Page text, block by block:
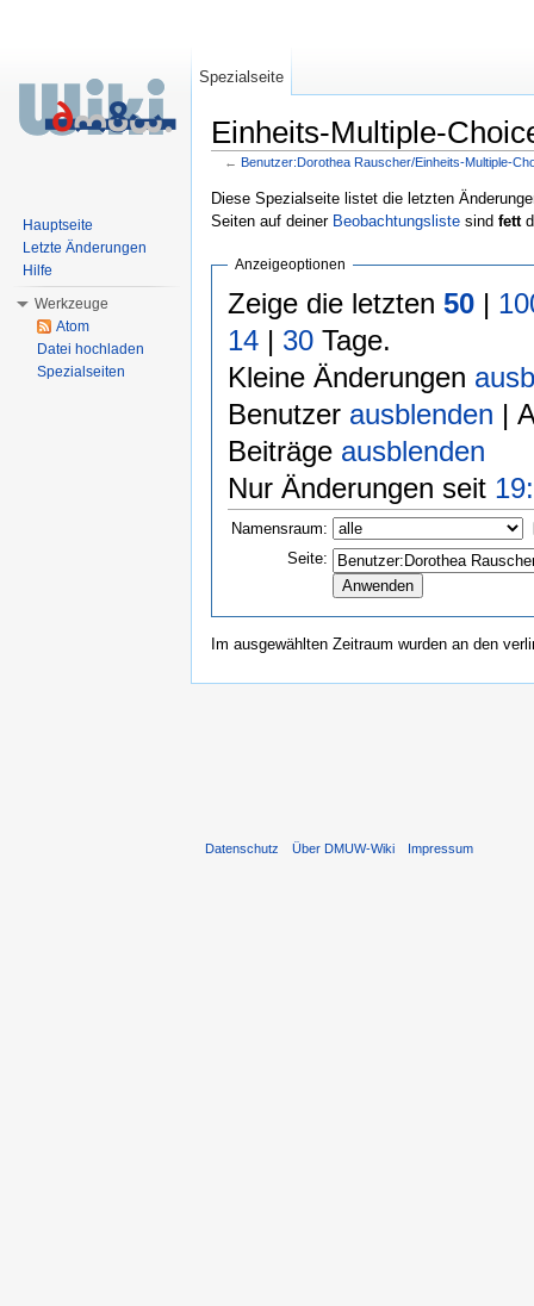
Einheits-Multiple-
← Benutzer:Dorothea Rauscher/Einheits-Multiple-
Diese Spezialseite listet die letzten
Seiten auf deiner Beobachtungsliste sind fett
Anzeigeoptionen
Zeige die letzten 50|
14| 30Tage.
Kleine Änderungen
Benutzer ausblenden |
Beiträge ausblenden
Nur Änderungen seit
Namensraum:
Seite:
Im ausgewählten Zeitraum wurden an den
Spezialseite
Hauptseite
Letzte Änderungen
Hilfe
Werkzeuge
Atom
Datei hochladen
Spezialseiten
Datenschutz Über DMUW-Wiki Impressum